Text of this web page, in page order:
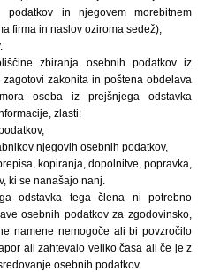
in njegovem morebitnem
firma in naslov oziroma sedež),
zbiranja osebnih podatkov iz
zakonita in poštena obdelava
oseba iz prejšnjega odstavka
zlasti:
njegovih osebnih podatkov,
kopiranja, dopolnitve, popravka,
ki se nanašajo nanj.
odstavka tega člena ni potrebno
osebnih podatkov za zgodovinsko,
namene nemogoče ali bi povzročilo
ali zahtevalo veliko časa ali če je z
osebnih podatkov.